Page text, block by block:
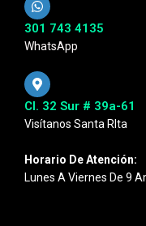
301 743 4135
WhatsApp
Cl. 32 Sur # 39a-61
Visítanos Santa RIta
Horario De Atención:
Lunes A Viernes De 9